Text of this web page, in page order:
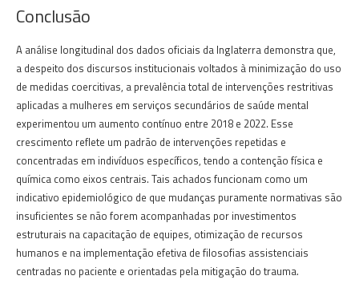
Conclusão
A análise longitudinal dos dados oficiais da Inglaterra demonstra que,
a despeito dos discursos institucionais voltados à minimização do uso
de medidas coercitivas, a prevalência total de intervenções restritivas
aplicadas a mulheres em serviços secundários de saúde mental
experimentou um aumento contínuo entre 2018 e 2022. Esse
crescimento reflete um padrão de intervenções repetidas e
concentradas em indivíduos específicos, tendo a contenção física e
química como eixos centrais. Tais achados funcionam como um
indicativo epidemiológico de que mudanças puramente normativas são
insuficientes se não forem acompanhadas por investimentos
estruturais na capacitação de equipes, otimização de recursos
humanos e na implementação efetiva de filosofias assistenciais
centradas no paciente e orientadas pela mitigação do trauma.